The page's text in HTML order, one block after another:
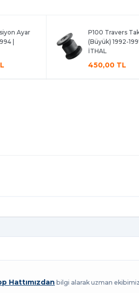
Ayar
|
P100 Travers
(Büyük) 1992-
İTHAL
450,00 TL
Hattımızdan bilgi alarak uzman